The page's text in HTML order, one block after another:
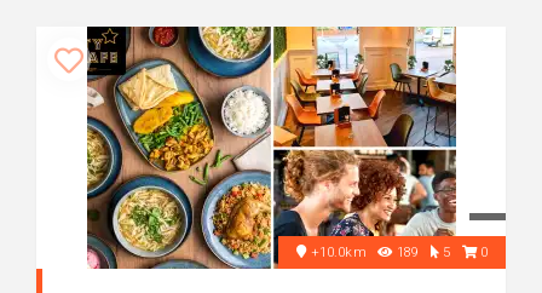
+10.0km 189 5 0